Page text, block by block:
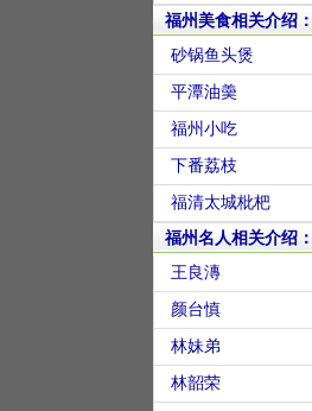
福州美食相关介绍：
砂锅鱼头煲
平潭油羮
福州小吃
下番荔枝
福清太城枇杷
福州名人相关介绍：
王良漙
颜台慎
林妹弟
林韶荣